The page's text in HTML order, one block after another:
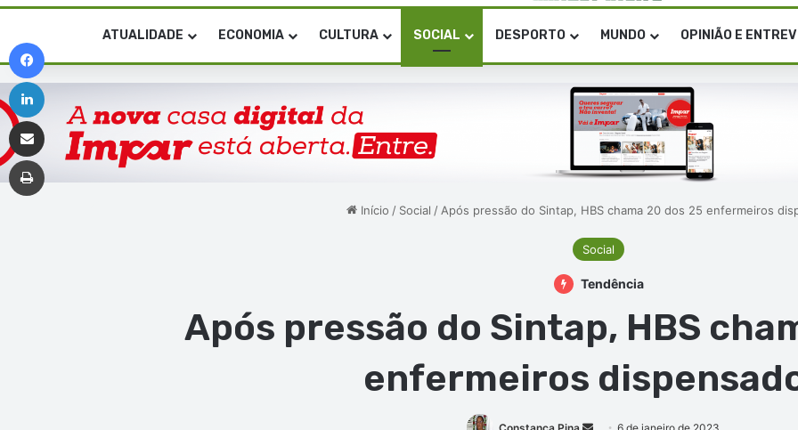
ATUALIDADE ECONOMIA CULTURA SOCIAL DESPORTO MUNDO OPINIÃO E
Início / Social / Após pressão do Sintap, HBS chama 20 dos 25 enfermeiros
Social
Tendência
Após pressão do Sintap, HBS
enfermeiros
Mande
Linkedin
Imprimir